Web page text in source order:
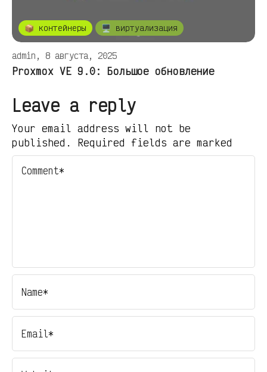
📦 контейнеры 🖥️ виртуализация
admin, 8 августа, 2025
Proxmox VE 9.0: Большое обновление
Leave a reply
Your email address will not be
published. Required fields are marked